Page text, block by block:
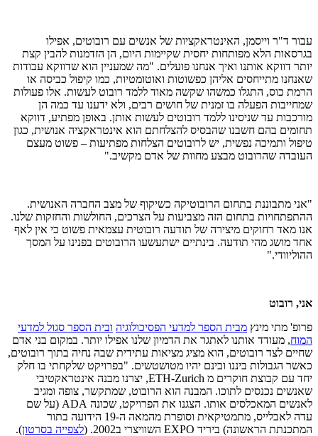
עבור ד"ר וייסמן, האינטראקציות של אנשים עם רובוטים, אפילו
בגרסאות הלא מפותחות יחסית שקיימות היום, הן הזדמנות להבין קצת
יותר דווקא אותנו ואיך אנחנו פועלים. "מה שמעניין הוא שדווקא עבודות
שאנחנו מתייחסים אליהן כפשוטות ואוטומטיות, כמו קיפול כביסה או
הרמת כוס, התגלו כמשהו שקשה מאוד ללמד רובוט לעשות. אלו פעולות
שמחייבות הפעלה בו זמנית של חושים רבים, ולא ידענו עד כמה הן
מורכבות עד שניסינו ללמד רובוטים לעשות אותן. באופן מפתיע, דווקא
תחומים בהם חשבנו שהבסיס להצלחתם הוא אינטראקציה אנושית, כגון
טיפול ותמיכה נפשית, יש לרובוטים הצלחות מפתיעות – פשוט מעצם
העובדה שהרובוט מבצע מחוות של אדם מקשיב."
"אני מתבוננת בתחום הרובוטיקה כשיקוף של מצב החברה האנושית.
ההתפתחויות בתחום הזה מצביעות על הצרכים, החולשות והחזקות שלנו.
אנו מאד רחוקים מיצירה של תודעה רובוטית עצמאית פשוט כי אין לאף
אחד מושג מהי תודעה. בינתיים ישתעשעו הרובוטים בפנינו על המסך
ההוליוודי."
אני, רובוט
פרופ' מתי מינץ מבית הספר למדעי הפסיכולוגיה ובית הספר סגול למדעי
המוח, מעודד אותנו לאתגר את הדמיון שלנו אפילו יותר. במקום בני אדם
שחיים לצד רובוטים, הוא מציג מציאות עתידית שבה נחיה בתוך רובוטים,
כאשר הגבולות ביננו ובינם יהיו מטושטשים. "בפרויקט שלקחתי בו חלק
יחד עם קבוצת חוקרים מ ETH-Zurich, יצרנו מבנה אינטראקטיבי
שאנשים נכנסים לתוכו. המבנה הוא הרובוט, שמתקשר, צופה ומגיב
לאנשים המאכלסים אותו. הצגנו את הפרויקט, שכונה ADA (על שם
עדה לאבלייס, מתמטיקאית וסופרת מהמאה ה-19 הידועה בתור
המתכנתת הראשונה) ביריד EXPO השוויצרי ב2002. ( לצפייה בסרטון).